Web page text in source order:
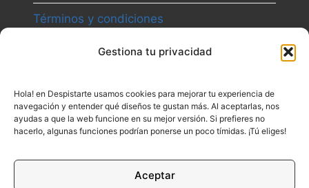
Gestiona tu privacidad
Hola! en Despistarte usamos cookies para mejorar tu experiencia de
navegación y entender qué diseños te gustan más. Al aceptarlas, nos
ayudas a que la web funcione en su mejor versión. Si prefieres no
hacerlo, algunas funciones podrían ponerse un poco tímidas. ¡Tú eliges!
Aceptar
Términos y condiciones
Canal
Contacto